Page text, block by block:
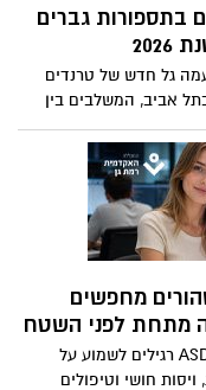
כשמתחילים לחפש
עלולה לבלבל. מודעה
אף שבפועל זמן ההגעה
להיות דומה מאוד.
בתספורות גברים
עמה גל חדש של טרנדים
אביב, המשלבים בין
לבין נוחות יומיומית. גברים
מראה עדכני שמתאים
תל אביב. מומחי שופוני
הללו כבר
מותאמים אישית.
משקפים את הצורך
שמאפשר לכל גבר
עבורו.
מחפשים
מתחת לפני השטח
הורים לילדים עם ASD רגילים לשמוע על
חושי וטיפולים